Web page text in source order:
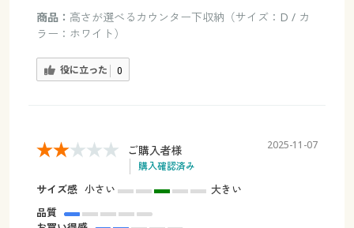
商品： 高さが選べるカウンター下収納（サイズ：D / カ
ラー：ホワイト）
役に立った 0
ご購入者様
購入確認済み
2025-11-07
サイズ感 小さい
大きい
品質